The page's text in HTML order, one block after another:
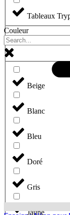
Tableaux
Couleur
Beige
Blanc
Bleu
Doré
Gris
Jaune